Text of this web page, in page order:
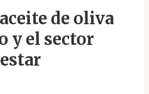
de oliva
y el sector